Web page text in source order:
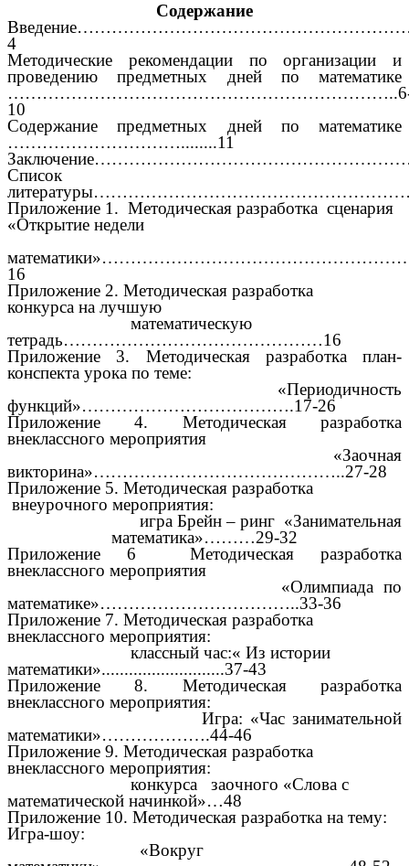
Содержание
4
Методические рекомендации по организации и
проведению предметных дней по математике
10
Содержание предметных дней по математике
…………………………........11
Список
Приложение 1. Методическая разработка сценария
«Открытие недели
16
Приложение 2. Методическая разработка
конкурса на лучшую
математическую
тетрадь………………………………………16
Приложение 3. Методическая разработка план-
конспекта урока по теме:
«Периодичность
функций»……………………………….17-26
Приложение 4. Методическая разработка
внеклассного мероприятия
«Заочная
викторина»……………………………………..27-28
Приложение 5. Методическая разработка
внеурочного мероприятия:
игра Брейн – ринг «Занимательная
математика»………29-32
Приложение 6 Методическая разработка
внеклассного мероприятия
«Олимпиада по
математике»……………………………..33-36
Приложение 7. Методическая разработка
внеклассного мероприятия:
классный час:« Из истории
математики»...........................37-43
Приложение 8. Методическая разработка
внеклассного мероприятия:
Игра: «Час занимательной
математики»……………….44-46
Приложение 9. Методическая разработка
внеклассного мероприятия:
конкурса заочного «Слова с
математической начинкой»…48
Приложение 10. Методическая разработка на тему:
Игра-шоу:
«Вокруг